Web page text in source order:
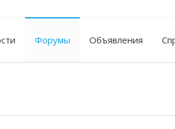
Форумы Объявления